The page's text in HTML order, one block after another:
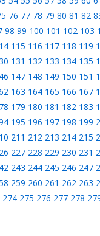
76 77 78 79 80 81 82
98 99 100 101 102 103
115 116 117 118 119
131 132 133 134 135
147 148 149 150 151
163 164 165 166 167
179 180 181 182 183
195 196 197 198 199
211 212 213 214 215
227 228 229 230 231
243 244 245 246 247
259 260 261 262 263
274 275 276 277 278